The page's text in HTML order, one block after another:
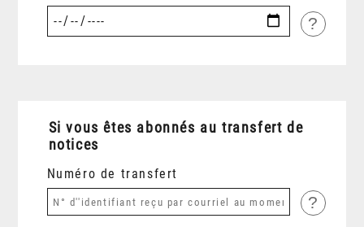
?
Si vous êtes abonnés au transfert de
notices
Numéro de transfert
?